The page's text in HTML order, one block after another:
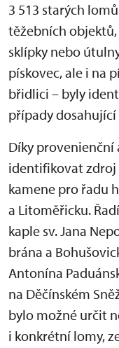
3 513 starých
těžebních
sklípky nebo
pískovec, ale i na
břidlici – byly
případy
Díky provenienční
identifikovat
kamene pro řadu
a Litoměřicku.
kaple sv. Jana
brána a
Antonína
na Děčínském
bylo možné určit
i konkrétní lomy,